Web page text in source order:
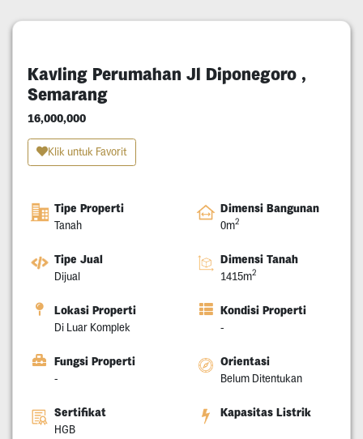
Kavling Perumahan Jl Diponegoro ,
Semarang
16,000,000
Klik untuk Favorit
Tipe Properti
Tanah
Dimensi Bangunan
0m2
Tipe Jual
Dijual
Dimensi Tanah
1415m2
Lokasi Properti
Di Luar Komplek
Kondisi Properti
-
Fungsi Properti
-
Orientasi
Belum Ditentukan
Sertifikat
HGB
Kapasitas Listrik